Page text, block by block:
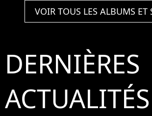
VOIR TOUS LES ALBUMS ET
DERNIÈRES
ACTUALITÉS